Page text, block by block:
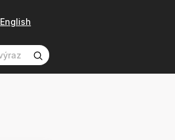
English